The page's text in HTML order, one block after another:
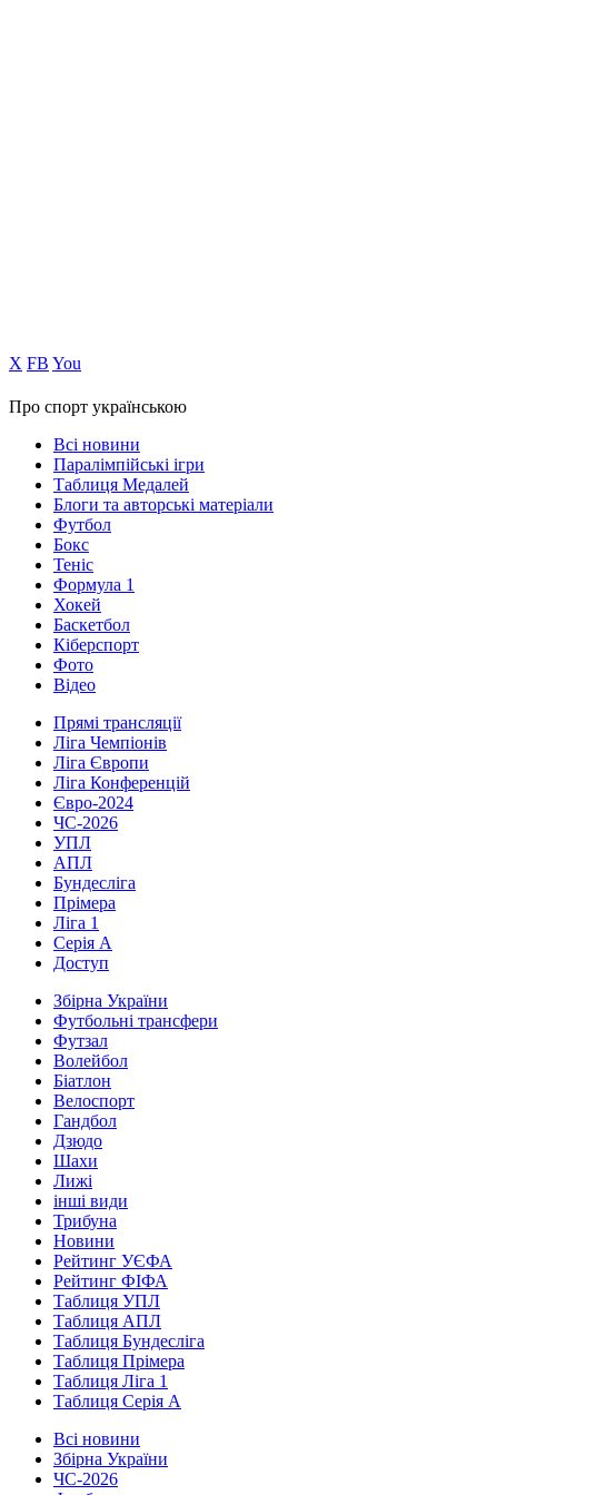
Х FB You
Про спорт українською
Всі новини
Паралімпійські ігри
Таблиця Медалей
Блоги та авторські матеріали
Футбол
Бокс
Теніс
Формула 1
Хокей
Баскетбол
Кіберспорт
Фото
Відео
Прямі трансляції
Ліга Чемпіонів
Ліга Європи
Ліга Конференцій
Євро-2024
ЧС-2026
УПЛ
АПЛ
Бундесліга
Прімера
Ліга 1
Серія А
Доступ
Збірна України
Футбольні трансфери
Футзал
Волейбол
Біатлон
Велоспорт
Гандбол
Дзюдо
Шахи
Лижі
інші види
Трибуна
Новини
Рейтинг УЄФА
Рейтинг ФІФА
Таблиця УПЛ
Таблиця АПЛ
Таблиця Бундесліга
Таблиця Прімера
Таблиця Ліга 1
Таблиця Серія А
Всі новини
Збірна України
ЧС-2026